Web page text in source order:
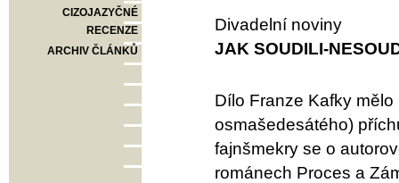
CIZOJAZYČNÉ
RECENZE
ARCHIV ČLÁNKŮ
Divadelní noviny
JAK SOUDILI-
Dílo Franze Kafky
osmašedesátého)
fajnšmekry se o
románech Proces a